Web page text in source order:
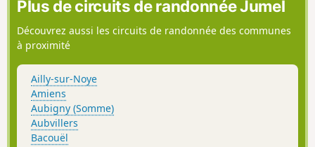
Plus de circuits de randonnée Jumel
Découvrez aussi les circuits de randonnée des communes
à proximité
Ailly-sur-Noye
Amiens
Aubigny (Somme)
Aubvillers
Bacouël